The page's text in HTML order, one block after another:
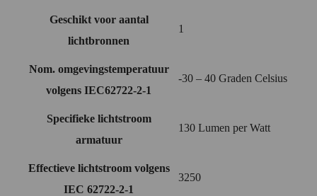
Geschikt voor aantal
lichtbronnen
1
Nom. omgevingstemperatuur
volgens IEC62722-2-1
-30 – 40 Graden Celsius
Specifieke lichtstroom
armatuur
130 Lumen per Watt
Effectieve lichtstroom volgens
IEC 62722-2-1
3250